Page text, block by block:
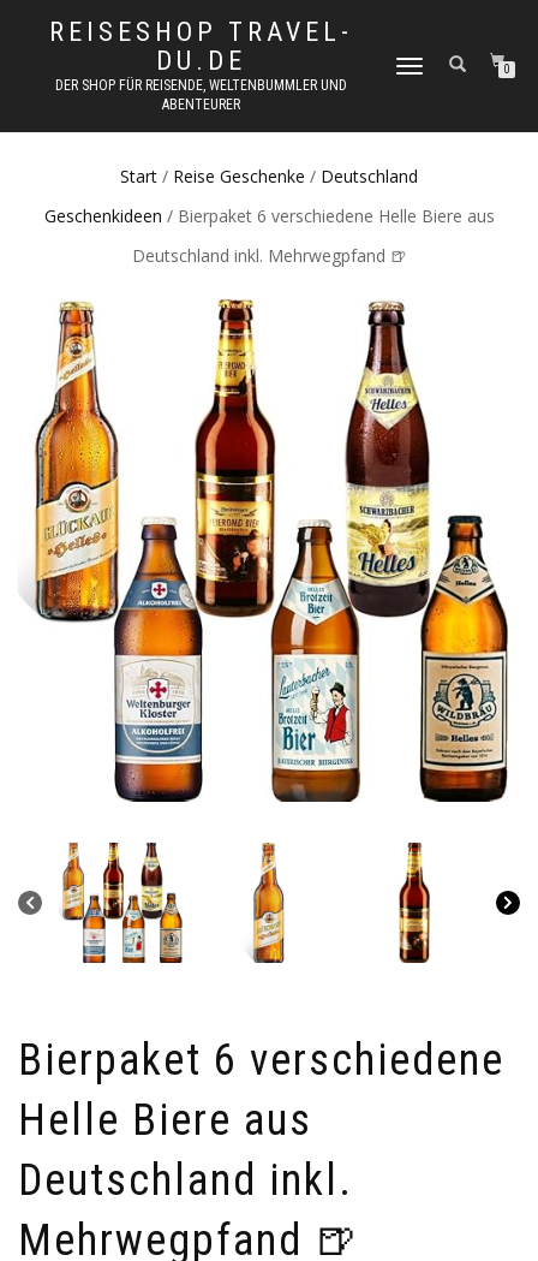
REISESHOP TRAVEL-
DU.DE
DER SHOP FÜR REISENDE, WELTENBUMMLER UND
ABENTEURER
NAVIGATION
0
Start / Reise Geschenke / Deutschland
Geschenkideen / Bierpaket 6 verschiedene Helle Biere aus
Deutschland inkl. Mehrwegpfand 🍺
Bierpaket 6 verschiedene
Helle Biere aus
Deutschland inkl.
Mehrwegpfand 🍺